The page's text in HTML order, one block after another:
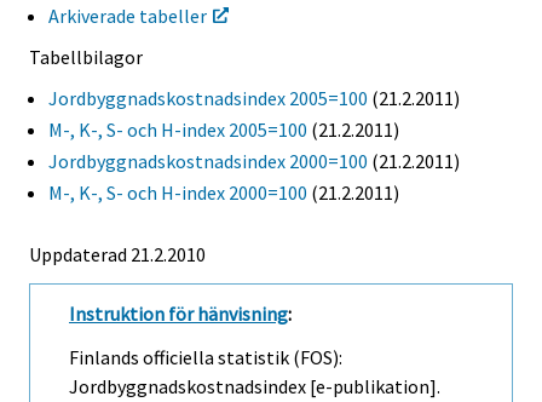
Arkiverade tabeller
Tabellbilagor
Jordbyggnadskostnadsindex 2005=100 (21.2.2011)
M-, K-, S- och H-index 2005=100 (21.2.2011)
Jordbyggnadskostnadsindex 2000=100 (21.2.2011)
M-, K-, S- och H-index 2000=100 (21.2.2011)
Uppdaterad 21.2.2010
Instruktion för hänvisning:
Finlands officiella statistik (FOS):
Jordbyggnadskostnadsindex [e-publikation].